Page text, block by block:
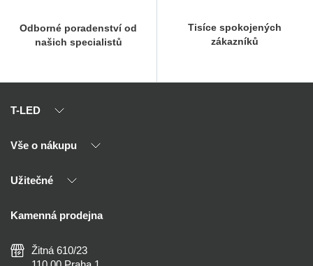
Odborné poradenství od
našich specialistů
Tisíce spokojených
zákazníků
T-LED
O nás
Kontakty
Vše o nákupu
Výhody T-LED
Montáž
Nejčastější dotazy
Než koupíte
Užitečné
Reklamace a vrácení
Zásady ochrany soukromí
Kamenná prodejna
Žitná 610/23